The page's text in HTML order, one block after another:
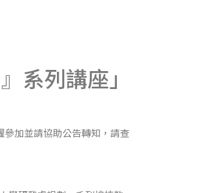
系列講座」
加並請協助公告轉知，請查